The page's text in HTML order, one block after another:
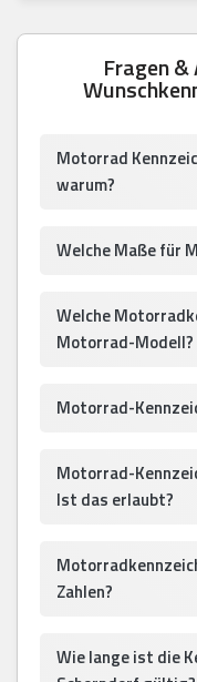
Fragen
Motorrad
warum?
Welche Maße für
Welche
Motorrad-Modell?
Motorrad-
Motorrad-
Ist das erlaubt?
Zahlen?
Wie lange ist die